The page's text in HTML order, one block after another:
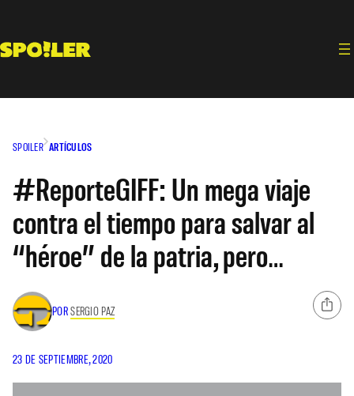
contenido
SPOILER ARTÍCULOS
#ReporteGIFF: Un mega viaje
contra el tiempo para salvar al
“héroe” de la patria, pero…
PORSERGIO PAZ
23 DE SEPTIEMBRE, 2020